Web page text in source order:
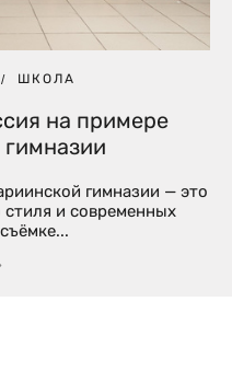
ШКОЛА
на примере
гимназии — это
стиля и современных